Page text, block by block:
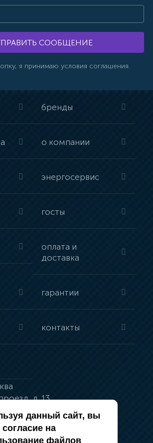
СООБЩЕНИЕ
я принимаю условия соглашения.
бренды
о компании
энергосервис
госты
оплата и
доставка
гарантии
контакты
д. 13
41-83
данный сайт, вы
согласие на
файлов